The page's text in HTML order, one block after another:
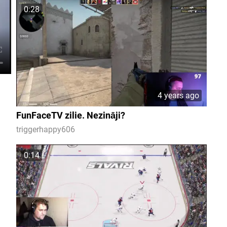
0:28
4 years ago
FunFaceTV zilie. Nezināji?
triggerhappy606
0:14